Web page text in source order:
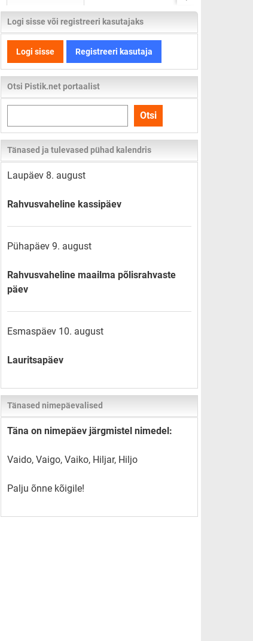
Logi sisse või registreeri kasutajaks
Logi sisse Registreeri kasutaja
Otsi Pistik.net portaalist
kogu
lehelt
Otsi
Tänased ja tulevased pühad kalendris
Laupäev 8. august
Rahvusvaheline kassipäev
Pühapäev 9. august
Rahvusvaheline maailma põlisrahvaste
päev
Esmaspäev 10. august
Lauritsapäev
Tänased nimepäevalised
Täna on nimepäev järgmistel nimedel:
Vaido, Vaigo, Vaiko, Hiljar, Hiljo
Palju õnne kõigile!